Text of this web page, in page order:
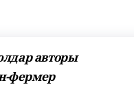
авторы
фермер